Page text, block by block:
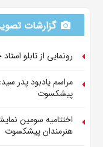
گزارشات
رونمایی از تابلو
مراسم یادبود پدر
پیشکسوت
اختتامیه سومین
هنرمندان پیشکسوت